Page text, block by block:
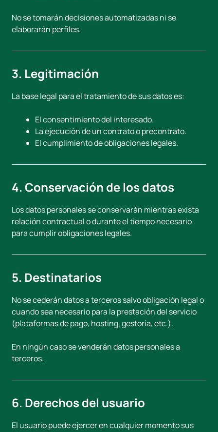
No se tomarán decisiones automatizadas ni se
elaborarán perfiles.
3. Legitimación
La base legal para el tratamiento de sus datos es:
El consentimiento del interesado.
La ejecución de un contrato o precontrato.
El cumplimiento de obligaciones legales.
4. Conservación de los datos
Los datos personales se conservarán mientras exista
relación contractual o durante el tiempo necesario
para cumplir obligaciones legales.
5. Destinatarios
No se cederán datos a terceros salvo obligación legal o
cuando sea necesario para la prestación del servicio
(plataformas de pago, hosting, gestoría, etc.).
En ningún caso se venderán datos personales a
terceros.
6. Derechos del usuario
El usuario puede ejercer en cualquier momento sus